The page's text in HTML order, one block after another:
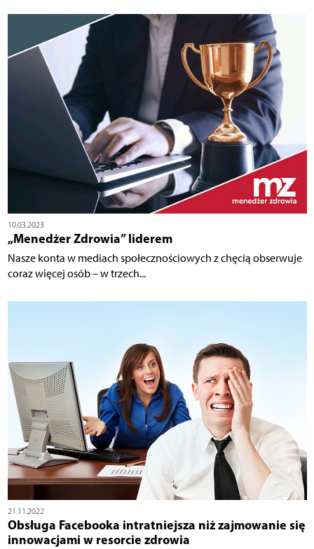
10.03.2023
„Menedżer Zdrowia” liderem
Nasze konta w mediach społecznościowych z chęcią obserwuje
coraz więcej osób – w trzech...
21.11.2022
Obsługa Facebooka intratniejsza niż zajmowanie się
innowacjami w resorcie zdrowia